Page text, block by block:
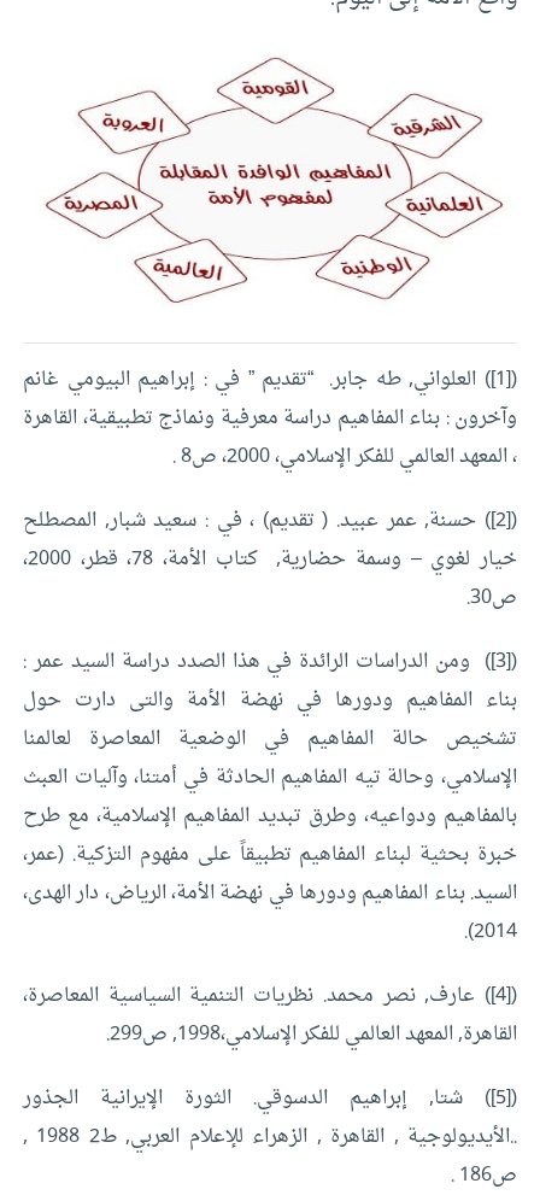
([1]) العلواني, طه جابر. “تقديم ” في : إبراهيم البيومي غانم
وآخرون : بناء المفاهيم دراسة معرفية ونماذج تطبيقية، القاهرة
، المعهد العالمي للفكر الإسلامي، 2000، ص8 .
([2]) حسنة, عمر عبيد. ( تقديم) ، في : سعيد شبار, المصطلح
خيار لغوي – وسمة حضارية, كتاب الأمة، 78، قطر، 2000،
ص30.
([3]) ومن الدراسات الرائدة في هذا الصدد دراسة السيد عمر :
بناء المفاهيم ودورها في نهضة الأمة والتى دارت حول
تشخيص حالة المفاهيم في الوضعية المعاصرة لعالمنا
الإسلامي، وحالة تيه المفاهيم الحادثة في أمتنا، وآليات العبث
بالمفاهيم ودواعيه، وطرق تبديد المفاهيم الإسلامية، مع طرح
خبرة بحثية لبناء المفاهيم تطبيقاً على مفهوم التزكية. (عمر،
السيد. بناء المفاهيم ودورها في نهضة الأمة، الرياض، دار الهدى،
2014).
([4]) عارف, نصر محمد. نظريات التنمية السياسية المعاصرة،
القاهرة, المعهد العالمي للفكر الإسلامي،1998, ص299.
([5]) شتا, إبراهيم الدسوقي. الثورة الإيرانية الجذور
..الأيديولوجية , القاهرة , الزهراء للإعلام العربي, ط2 1988 ,
ص186 .